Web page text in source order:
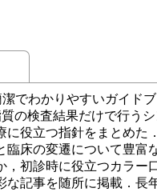
でわかりやすいガイド
の検査結果だけで行う
役立つ指針をまとめた
床の変遷について豊富
初診時に役立つカラー
な記事を随所に掲載．長